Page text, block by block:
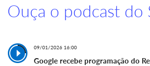
Ouça o podcast do
09/01/2026 16:00
Google recebe programação do